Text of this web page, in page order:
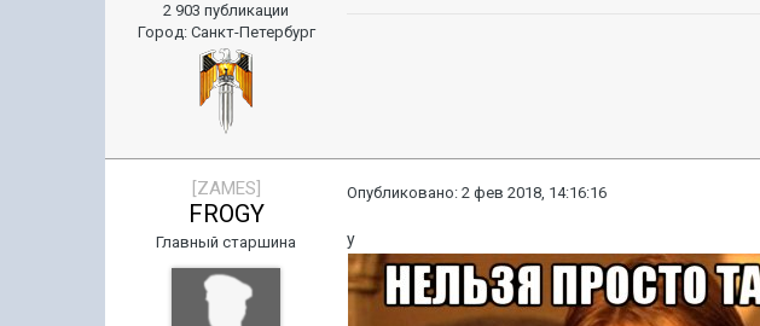
2 903 публикации
Город: Санкт-Петербург
[ZAMES]
FROGY
Главный старшина
Опубликовано:2 фев 2018, 14:16:16
у